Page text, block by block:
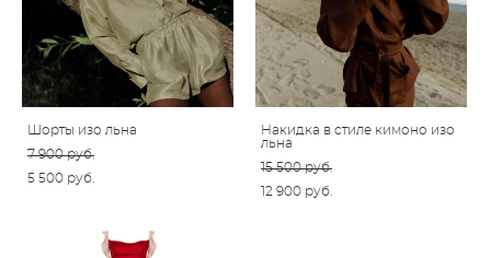
Шорты изо льна
7 900 pуб.
5 500 pуб.
Накидка в стиле кимоно изо
льна
15 500 pуб.
12 900 pуб.